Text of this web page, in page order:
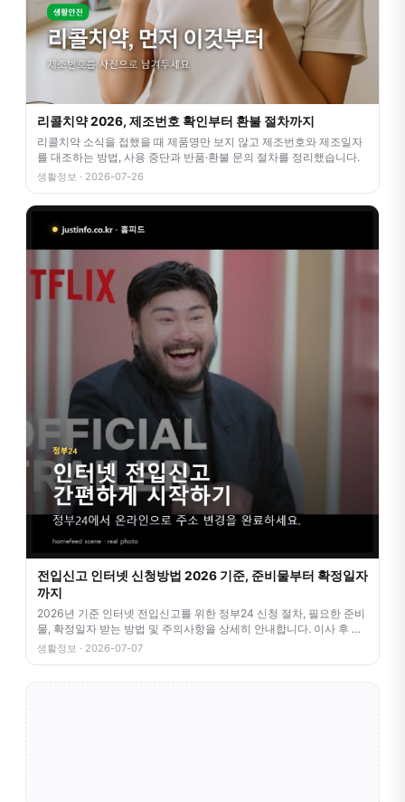
리콜치약 2026, 제조번호 확인부터 환불 절차까지
리콜치약 소식을 접했을 때 제품명만 보지 않고 제조번호와 제조일자
를 대조하는 방법, 사용 중단과 반품·환불 문의 절차를 정리했습니다.
생활정보 · 2026-07-26
전입신고 인터넷 신청방법 2026 기준, 준비물부터 확정일자
까지
2026년 기준 인터넷 전입신고를 위한 정부24 신청 절차, 필요한 준비
물, 확정일자 받는 방법 및 주의사항을 상세히 안내합니다. 이사 후 번
거
생활정보 · 2026-07-07